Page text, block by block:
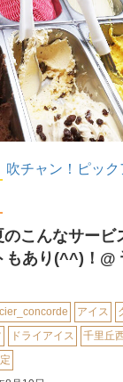
吹チャン！ピック
のこんなサー
もあり(^^)！@
アイス
ドライアイス 千里丘